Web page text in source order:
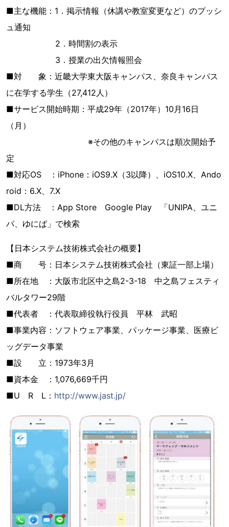
■主な機能：1．掲示情報（休講や教室変更など）のプッシ
ュ通知
2．時間割の表示
3．授業の出欠情報照会
■対 象：近畿大学東大阪キャンパス、奈良キャンパス
に在学する学生（27,412人）
■サービス開始時期：平成29年（2017年）10月16日
（月）
※その他のキャンパスは順次開始予
定
■対応OS ：iPhone：iOS9.X（3以降）、iOS10.X、Ando
roid：6.X、7.X
■DL方法 ：App Store Google Play 「UNIPA、ユニ
パ、ゆにぱ」で検索
【日本システム技術株式会社の概要】
■商 号：日本システム技術株式会社（東証一部上場）
■所在地 ：大阪市北区中之島2-3-18 中之島フェスティ
バルタワー29階
■代表者 ：代表取締役執行役員 平林 武昭
■事業内容：ソフトウェア事業、パッケージ事業、医療ビ
ッグデータ事業
■設 立：1973年3月
■資本金 ：1,076,669千円
■U R L： http://www.jast.jp/